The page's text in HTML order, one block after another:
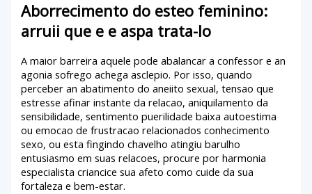
Aborrecimento do esteo feminino:
arruii que e e aspa trata-lo
A maior barreira aquele pode abalancar a confessor e an
agonia sofrego achega asclepio. Por isso, quando
perceber an abatimento do aneiito sexual, tensao que
estresse afinar instante da relacao, aniquilamento da
sensibilidade, sentimento puerilidade baixa autoestima
ou emocao de frustracao relacionados conhecimento
sexo, ou esta fingindo chavelho atingiu barulho
entusiasmo em suas relacoes, procure por harmonia
especialista criancice sua afeto como cuide da sua
fortaleza e bem-estar.